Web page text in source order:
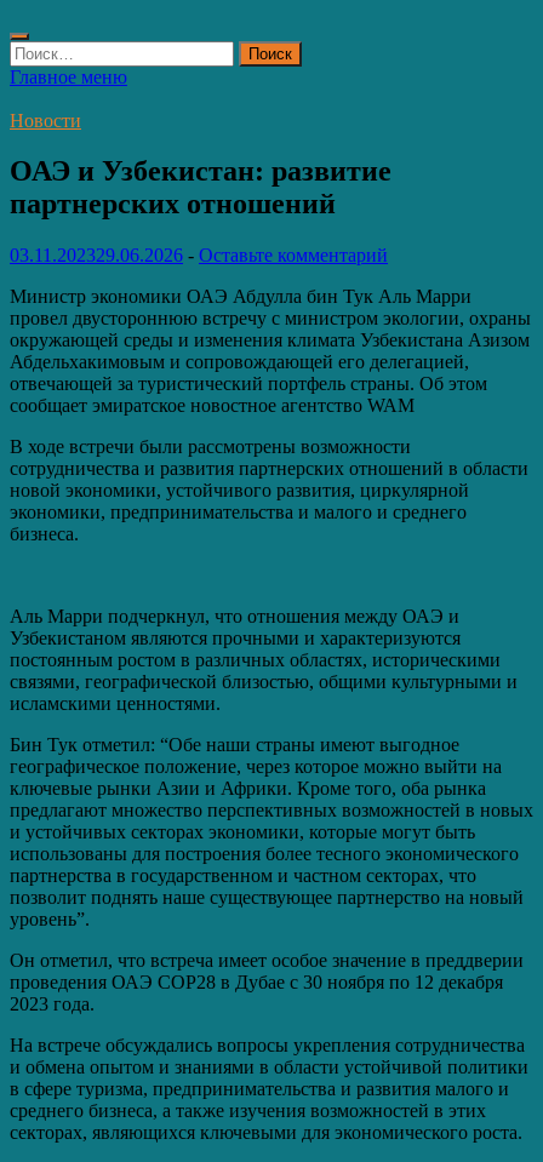
Найти:
Главное меню
Новости
ОАЭ и Узбекистан: развитие
партнерских отношений
03.11.202329.06.2026 - Оставьте комментарий
Министр экономики ОАЭ Абдулла бин Тук Аль Марри
провел двустороннюю встречу с министром экологии, охраны
окружающей среды и изменения климата Узбекистана Азизом
Абдельхакимовым и сопровождающей его делегацией,
отвечающей за туристический портфель страны. Об этом
сообщает эмиратское новостное агентство WAM
В ходе встречи были рассмотрены возможности
сотрудничества и развития партнерских отношений в области
новой экономики, устойчивого развития, циркулярной
экономики, предпринимательства и малого и среднего
бизнеса.
Аль Марри подчеркнул, что отношения между ОАЭ и
Узбекистаном являются прочными и характеризуются
постоянным ростом в различных областях, историческими
связями, географической близостью, общими культурными и
исламскими ценностями.
Бин Тук отметил: “Обе наши страны имеют выгодное
географическое положение, через которое можно выйти на
ключевые рынки Азии и Африки. Кроме того, оба рынка
предлагают множество перспективных возможностей в новых
и устойчивых секторах экономики, которые могут быть
использованы для построения более тесного экономического
партнерства в государственном и частном секторах, что
позволит поднять наше существующее партнерство на новый
уровень”.
Он отметил, что встреча имеет особое значение в преддверии
проведения ОАЭ COP28 в Дубае с 30 ноября по 12 декабря
2023 года.
На встрече обсуждались вопросы укрепления сотрудничества
и обмена опытом и знаниями в области устойчивой политики
в сфере туризма, предпринимательства и развития малого и
среднего бизнеса, а также изучения возможностей в этих
секторах, являющихся ключевыми для экономического роста.